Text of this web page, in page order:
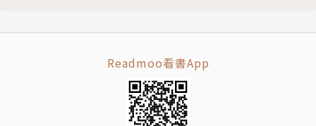
的陌生感與熟悉感。
譯有《私人圖書館員》、《少年小樹之歌》、《被害
Readmoo看書App